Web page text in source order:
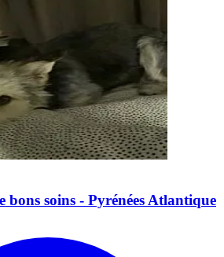
bons soins - Pyrénées Atlantique